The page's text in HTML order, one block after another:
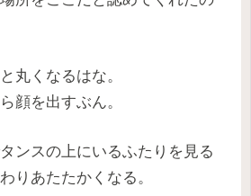
丸くなるはな。
顔を出すぶん。
ンスの上にいるふたりを見る
りあたたかくなる。